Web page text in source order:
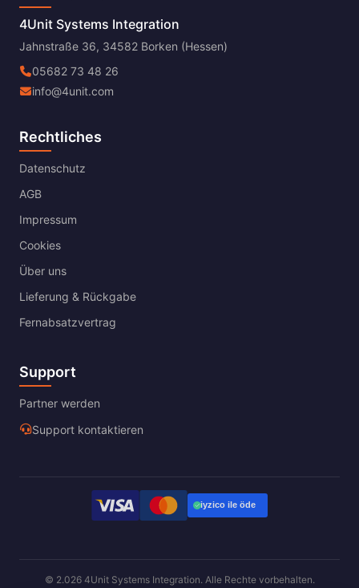
4Unit Systems Integration
Jahnstraße 36, 34582 Borken (Hessen)
05682 73 48 26
info@4unit.com
Rechtliches
Datenschutz
AGB
Impressum
Cookies
Über uns
Lieferung & Rückgabe
Fernabsatzvertrag
Support
Partner werden
Support kontaktieren
© 2.026 4Unit Systems Integration. Alle Rechte vorbehalten.